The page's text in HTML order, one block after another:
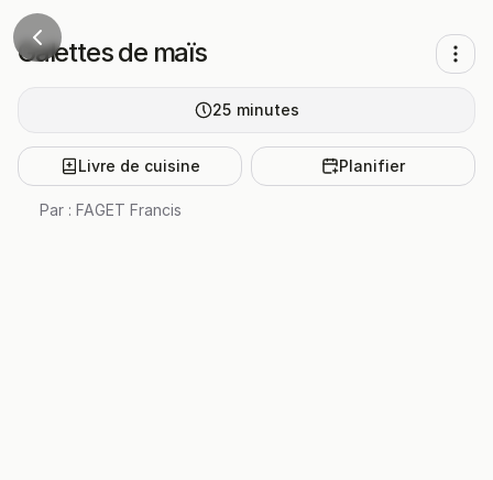
Galettes de maïs
25 minutes
Livre de cuisine Planifier
Par : FAGET Francis